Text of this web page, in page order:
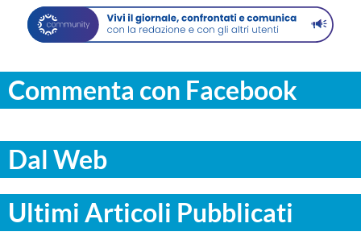
Commenta con Facebook
Dal Web
Ultimi Articoli Pubblicati
ITALPRESS